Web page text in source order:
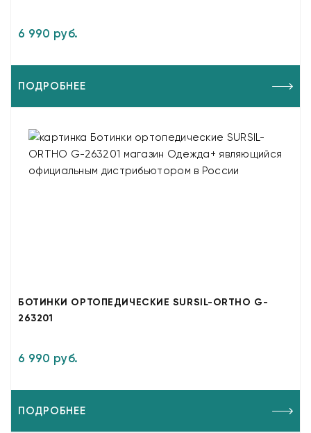
6 990 руб.
ПОДРОБНЕЕ
БОТИНКИ ОРТОПЕДИЧЕСКИЕ SURSIL-ORTHO G-
263201
6 990 руб.
ПОДРОБНЕЕ